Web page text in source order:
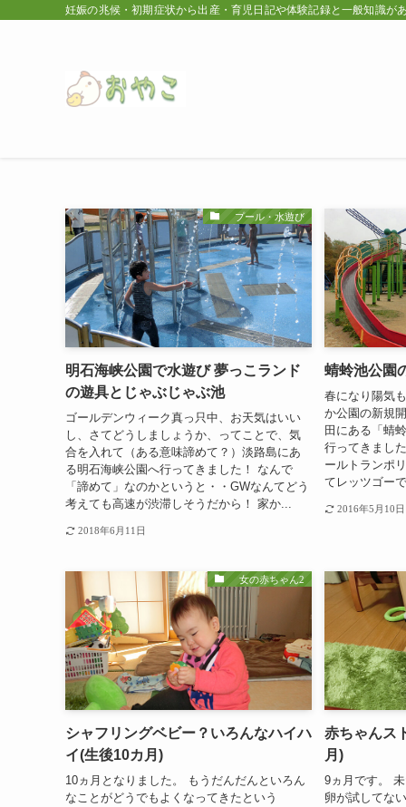
妊娠の兆候・初期症状から出産・育児日記や体験記録と一般知識が
プール・水遊び
明石海峡公園で水遊び 夢っこランド
の遊具とじゃぶじゃぶ池
ゴールデンウィーク真っ只中、お天気はいい
し、さてどうしましょうか、ってことで、気
合を入れて（ある意味諦めて？）淡路島にあ
る明石海峡公園へ行ってきました！ なんで
「諦めて」なのかというと・・GWなんてどう
考えても高速が渋滞しそうだから！ 家か...
2018年6月11日
蜻蛉池公園
春になり陽気
か公園の新規
田にある「蜻
行ってきまし
ールトランポ
てレッツゴー
2016年5月10日
女の赤ちゃん2
シャフリングベビー？いろんなハイハ
イ(生後10カ月)
10ヵ月となりました。 もうだんだんといろん
なことがどうでもよくなってきたという
赤ちゃんス
月)
9ヵ月です。
卵が試してな